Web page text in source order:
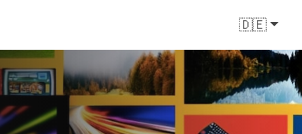
🇩🇪